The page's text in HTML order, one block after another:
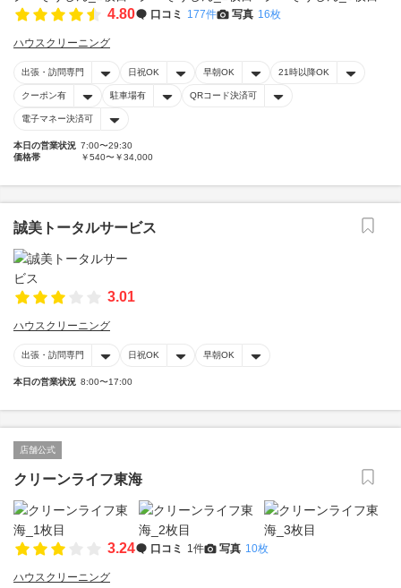
4.80 口コミ 177件 写真 16枚
ハウスクリーニング
出張・訪問専門 日祝OK 早朝OK 21時以降OK
クーポン有 駐車場有 QRコード決済可
電子マネー決済可
本日の営業状況 7:00〜29:30
価格帯
￥540〜￥34,000
誠美トータルサービス
3.01
ハウスクリーニング
出張・訪問専門 日祝OK 早朝OK
本日の営業状況 8:00〜17:00
店舗公式
クリーンライフ東海
3.24 口コミ 1件 写真 10枚
ハウスクリーニング